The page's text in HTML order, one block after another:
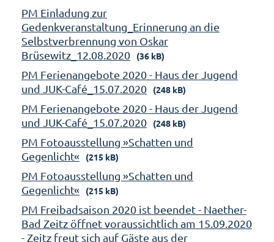
PM Einladung zur
Gedenkveranstaltung_Erinnerung an die
Selbstverbrennung von Oskar
Brüsewitz_12.08.2020
(36 kB)
PM Ferienangebote 2020 - Haus der Jugend
und JUK-Café_15.07.2020
(248 kB)
PM Ferienangebote 2020 - Haus der Jugend
und JUK-Café_15.07.2020
(248 kB)
PM Fotoausstellung »Schatten und
Gegenlicht«
(215 kB)
PM Fotoausstellung »Schatten und
Gegenlicht«
(215 kB)
PM Freibadsaison 2020 ist beendet - Naether-
Bad Zeitz öffnet voraussichtlich am 15.09.2020
- Zeitz freut sich auf Gäste aus der